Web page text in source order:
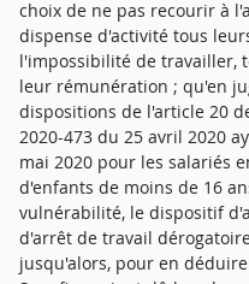
choix de ne pas recourir à
dispense d'activité tous
l'impossibilité de travailler,
leur rémunération ; qu'en
dispositions de l'article 20
2020-473 du 25 avril 2020
mai 2020 pour les salariés
d'enfants de moins de 16
vulnérabilité, le dispositif
d'arrêt de travail
jusqu'alors, pour en